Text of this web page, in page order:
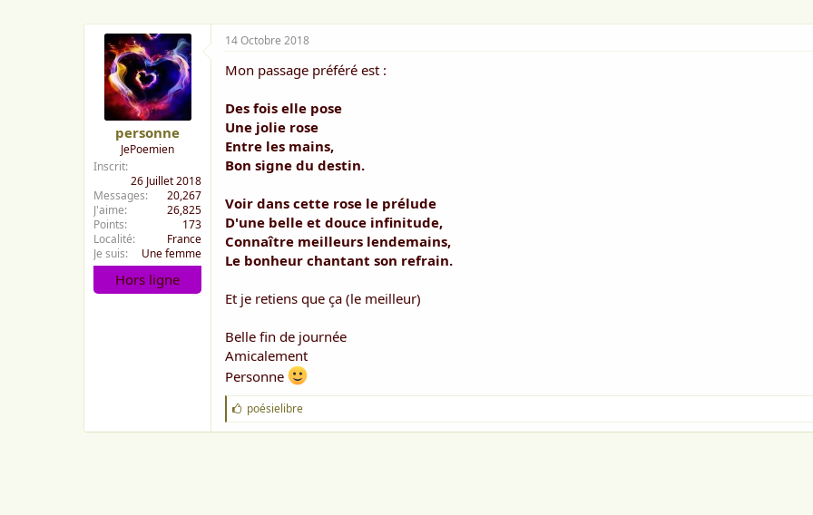
personne
JePoemien
Inscrit
26 Juillet 2018
Messages
20,267
J'aime
26,825
Points
173
Localité
France
Je suis
Une femme
Hors ligne
14 Octobre 2018
Mon passage préféré est :
Des fois elle pose
Une jolie rose
Entre les mains,
Bon signe du destin.
Voir dans cette rose le prélude
D'une belle et douce infinitude,
Connaître meilleurs lendemains,
Le bonheur chantant son refrain.
Et je retiens que ça (le meilleur)
Belle fin de journée
Amicalement
Personne
J
'
a
poésielibre